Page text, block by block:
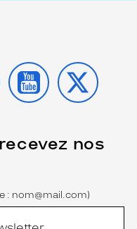
YOUTUBE
X
nos
: nom@mail.com)